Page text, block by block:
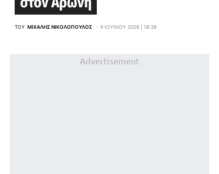
ΤΟΥ ΜΙΧΆΛΗΣ ΝΙΚΟΛΌΠΟΥΛΟΣ 9 ΙΟΥΝΊΟΥ 2026 | 18:39
Advertisement